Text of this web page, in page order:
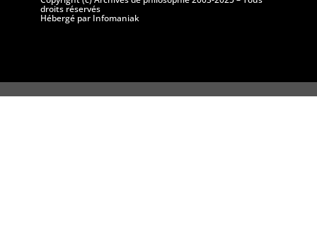
droits réservés
Hébergé par Infomaniak